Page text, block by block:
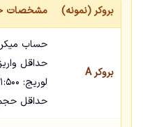
بروکر (نمونه) مشخصات
بروکر A
حساب
حداقل واریز: ۱۰
لوریج: ۱:۵۰۰
حداقل حجم: ۰.۰۱ لات